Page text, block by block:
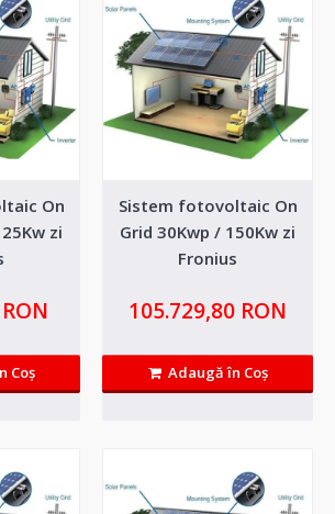
On Grid 10Kwp / 50Kw zi
Adaugă in Wishlist
Compară produsul
On
zi
Coş
Sistem fotovoltaic On
Grid 30Kwp / 150Kw zi
Fronius
105.729,80 RON
Adaugă în Coş